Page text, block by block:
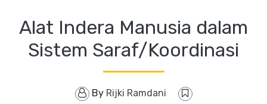
Alat Indera Manusia dalam
Sistem Saraf/Koordinasi
By Rijki Ramdani